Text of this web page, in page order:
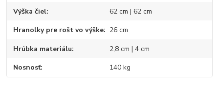
Výška čiel 62 cm | 62 cm
Hranolky pre rošt vo výške 26 cm
Hrúbka materiálu 2,8 cm | 4 cm
Nosnosť 140 kg